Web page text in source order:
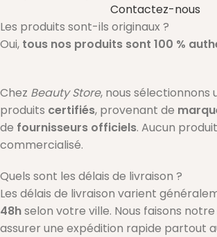
Contactez-nous
Les produits sont-ils originaux ?
Oui, tous nos produits sont 100 %
Chez Beauty Store, nous sélectionnons
produits certifiés, provenant de
de fournisseurs officiels. Aucun
commercialisé.
Quels sont les délais de livraison ?
Les délais de livraison varient
48hselon votre ville. Nous faisons
assurer une expédition rapide partout